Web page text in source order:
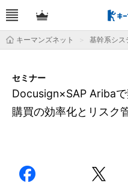
キーマンズネット 基幹系シス
Docusign×SAP Ariba
購買の効率化とリスク
セミナー